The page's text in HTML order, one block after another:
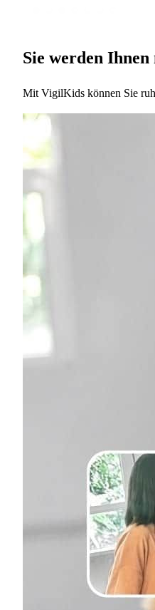
Sie werden
Mit VigilKids können Sie